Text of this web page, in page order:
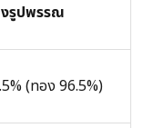
รูปพรรณ
(ทอง 96.5%)